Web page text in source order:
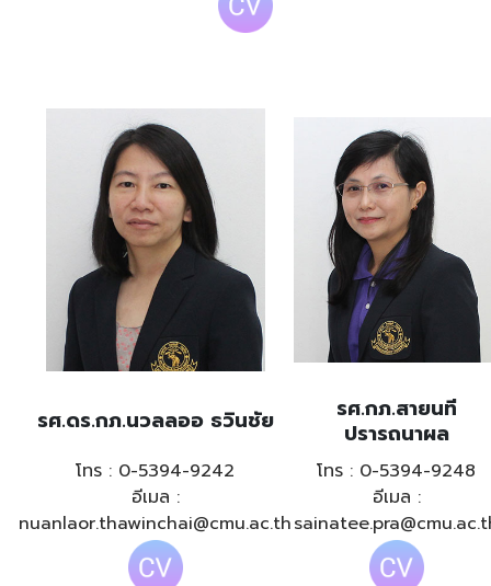
รศ.ดร.กภ.นวลลออ ธวินชัย
รศ.กภ.สายนที
ปรารถนาผล
​โทร : 0-5394-9242
อีเมล :
nuanlaor.thawinchai@cmu.ac.th
โทร : 0-5394-9248
อีเมล :